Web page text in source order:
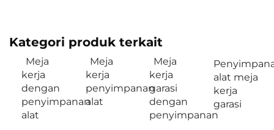
Kategori produk terkait
Meja
kerja
dengan
penyimpanan
alat
Meja
kerja
penyimpanan
alat
Meja
kerja
garasi
dengan
penyimpanan
alat meja
kerja
garasi